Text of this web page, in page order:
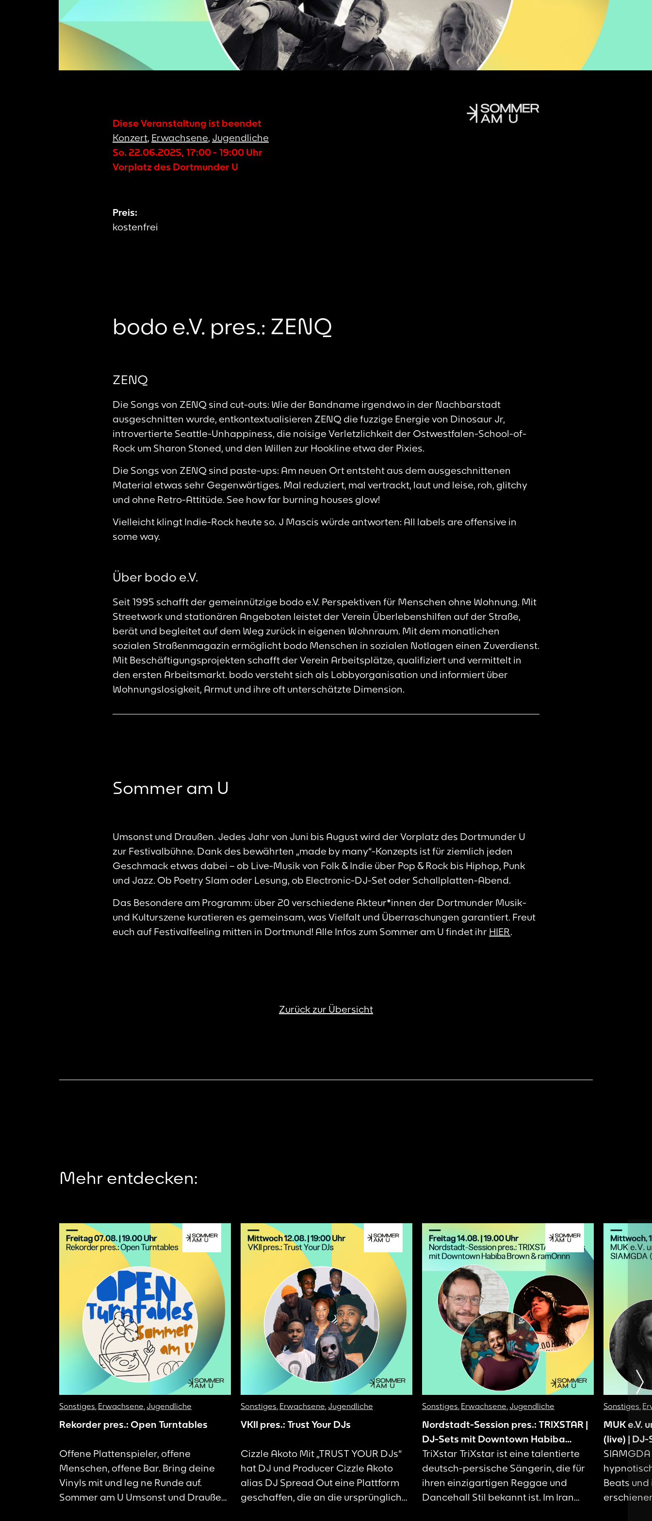
Diese Veranstaltung ist beendet
Konzert, Erwachsene, Jugendliche
So. 22.06.2025, 17:00- 19:00 Uhr
Vorplatz des Dortmunder U
Preis:
kostenfrei
bodo e.V. pres.: ZENQ
ZENQ
Die Songs von ZENQ sind cut-outs: Wie der Bandname irgendwo in der Nachbarstadt
ausgeschnitten wurde, entkontextualisieren ZENQ die fuzzige Energie von Dinosaur Jr,
introvertierte Seattle-Unhappiness, die noisige Verletzlichkeit der Ostwestfalen-School-of-
Rock um Sharon Stoned, und den Willen zur Hookline etwa der Pixies.
Die Songs von ZENQ sind paste-ups: Am neuen Ort entsteht aus dem ausgeschnittenen
Material etwas sehr Gegenwärtiges. Mal reduziert, mal vertrackt, laut und leise, roh, glitchy
und ohne Retro-Attitüde. See how far burning houses glow!
Vielleicht klingt Indie-Rock heute so. J Mascis würde antworten: All labels are offensive in
some way.
Über bodo e.V.
Seit 1995 schafft der gemeinnützige bodo e.V. Perspektiven für Menschen ohne Wohnung. Mit
Streetwork und stationären Angeboten leistet der Verein Überlebenshilfen auf der Straße,
berät und begleitet auf dem Weg zurück in eigenen Wohnraum. Mit dem monatlichen
sozialen Straßenmagazin ermöglicht bodo Menschen in sozialen Notlagen einen Zuverdienst.
Mit Beschäftigungsprojekten schafft der Verein Arbeitsplätze, qualifiziert und vermittelt in
den ersten Arbeitsmarkt. bodo versteht sich als Lobbyorganisation und informiert über
Wohnungslosigkeit, Armut und ihre oft unterschätzte Dimension.
Sommer am U
Umsonst und Draußen. Jedes Jahr von Juni bis August wird der Vorplatz des Dortmunder U
zur Festivalbühne. Dank des bewährten „made by many“-Konzepts ist für ziemlich jeden
Geschmack etwas dabei – ob Live-Musik von Folk & Indie über Pop & Rock bis Hiphop, Punk
und Jazz. Ob Poetry Slam oder Lesung, ob Electronic-DJ-Set oder Schallplatten-Abend.
Das Besondere am Programm: über 20 verschiedene Akteur*innen der Dortmunder Musik-
und Kulturszene kuratieren es gemeinsam, was Vielfalt und Überraschungen garantiert. Freut
euch auf Festivalfeeling mitten in Dortmund! Alle Infos zum Sommer am U findet ihr HIER.
Zurück zur Übersicht
Mehr entdecken:
Sonstiges, Erwachsene, Jugendliche
Rekorder pres.: Open Turntables
Offene Plattenspieler, offene
Menschen, offene Bar. Bring deine
Vinyls mit und leg ne Runde auf.
Sommer am U Umsonst und Draußen.
Sonstiges, Erwachsene, Jugendliche
VKII pres.: Trust Your DJs
Cizzle Akoto Mit „TRUST YOUR DJs“
hat DJ und Producer Cizzle Akoto
alias DJ Spread Out eine Plattform
geschaffen, die an die ursprüngliche
Sonstiges, Erwachsene, Jugendliche
Nordstadt-Session pres.: TRIXSTAR |
DJ-Sets mit Downtown Habiba
Brown & ramOnnn
TriXstar TriXstar ist eine talentierte
deutsch-persische Sängerin, die für
ihren einzigartigen Reggae und
Dancehall Stil bekannt ist. Im Iran
Sonstiges,
MUK e.V.
(live) |
Beats